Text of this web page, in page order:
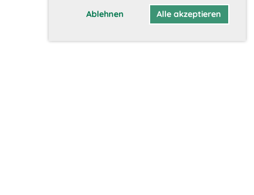
Ablehnen Alle akzeptieren